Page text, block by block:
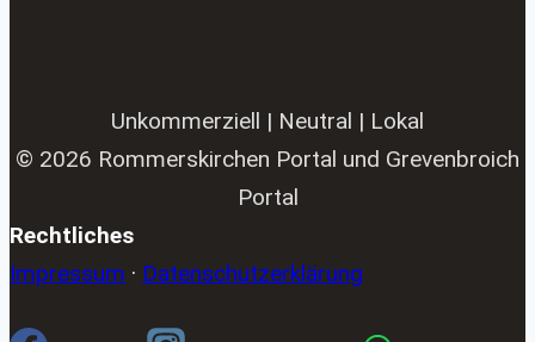
Unkommerziell | Neutral | Lokal
© 2026 Rommerskirchen Portal und Grevenbroich
Portal
Rechtliches
Impressum · Datenschutzerklärung